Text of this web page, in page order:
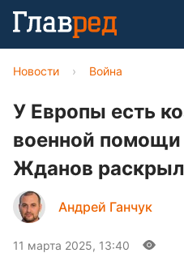
Новости › Война
У Европы есть
военной помощи
Жданов
Андрей Ганчук
11 марта 2025, 13:40